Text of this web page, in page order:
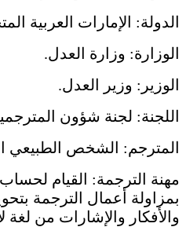
الدولة: الإمارات العربية
الوزارة: وزارة العدل.
الوزير: وزير العدل.
اللجنة: لجنة شؤون
المترجم: الشخص الطبيعي
مهنة الترجمة: القيام
بمزاولة أعمال الترجمة
والأفكار والإشارات من لغة